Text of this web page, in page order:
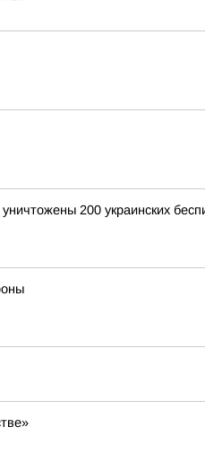
200 украинских